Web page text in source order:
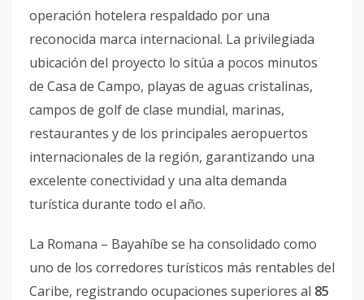
operación hotelera respaldado por una
reconocida marca internacional. La privilegiada
ubicación del proyecto lo sitúa a pocos minutos
de Casa de Campo, playas de aguas cristalinas,
campos de golf de clase mundial, marinas,
restaurantes y de los principales aeropuertos
internacionales de la región, garantizando una
excelente conectividad y una alta demanda
turística durante todo el año.
La Romana – Bayahíbe se ha consolidado como
uno de los corredores turísticos más rentables del
Caribe, registrando ocupaciones superiores al 85